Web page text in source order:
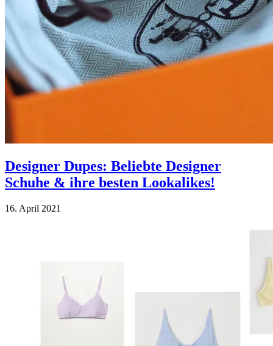
Designer Dupes: Beliebte Designer
Schuhe & ihre besten Lookalikes!
16. April 2021